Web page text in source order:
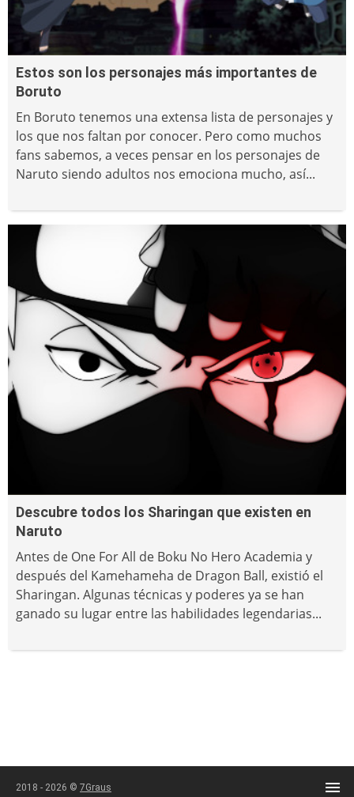
Estos son los personajes más importantes de
Boruto
En Boruto tenemos una extensa lista de personajes y
los que nos faltan por conocer. Pero como muchos
fans sabemos, a veces pensar en los personajes de
Naruto siendo adultos nos emociona mucho, así...
Descubre todos los Sharingan que existen en
Naruto
Antes de One For All de Boku No Hero Academia y
después del Kamehameha de Dragon Ball, existió el
Sharingan. Algunas técnicas y poderes ya se han
ganado su lugar entre las habilidades legendarias...
2018 - 2026 © 7Graus